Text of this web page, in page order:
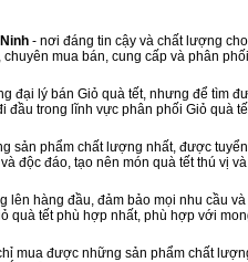
- nơi đáng tin cậy và chất lượng
mua bán, cung cấp và phân
đại lý bán Giỏ quà tết, nhưng để tìm
đầu trong lĩnh vực phân phối Giỏ quà
sản phẩm chất lượng nhất, được
độc đáo, tạo nên món quà tết thú vị
lên hàng đầu, đảm bảo mọi nhu cầu
quà tết phù hợp nhất, phù hợp với
mua được những sản phẩm chất